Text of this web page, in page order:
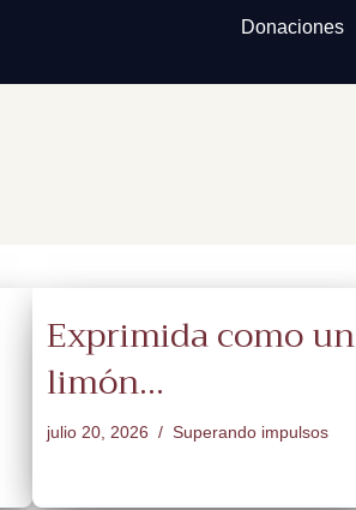
Donaciones
Exprimida como un
limón…
julio 20, 2026 Superando impulsos